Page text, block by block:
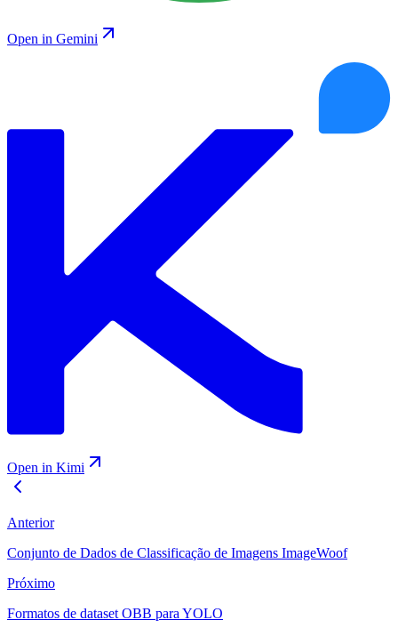
Open in Gemini
Open in Kimi
Anterior
Conjunto de Dados de Classificação de Imagens ImageWoof
Próximo
Formatos de dataset OBB para YOLO